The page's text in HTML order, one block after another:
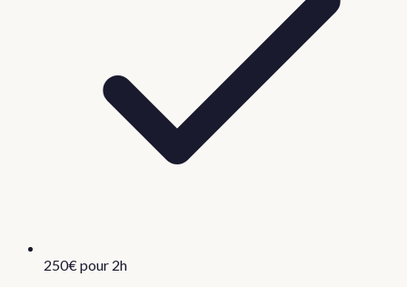
250€ pour 2h